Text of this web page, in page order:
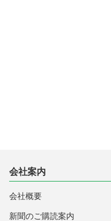
会社案内
会社概要
新聞のご購読案内